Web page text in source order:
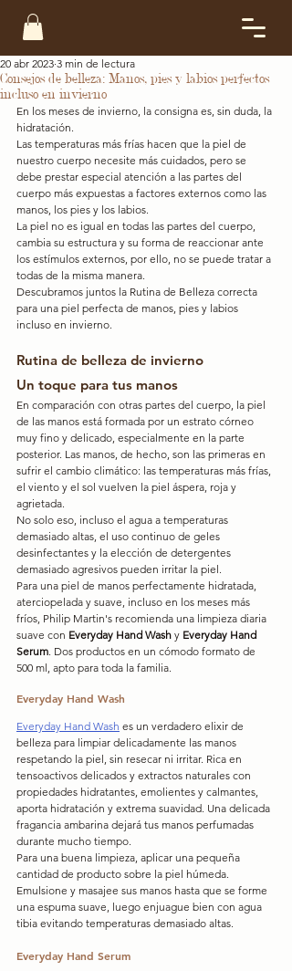
Consejos de belleza: Manos, pies y labios perfectos
incluso en invierno
20 abr 2023 3 min de lectura
En los meses de invierno, la consigna es, sin duda, la
hidratación.
Las temperaturas más frías hacen que la piel de
nuestro cuerpo necesite más cuidados, pero se
debe prestar especial atención a las partes del
cuerpo más expuestas a factores externos como las
manos, los pies y los labios.
La piel no es igual en todas las partes del cuerpo,
cambia su estructura y su forma de reaccionar ante
los estímulos externos, por ello, no se puede tratar a
todas de la misma manera.
Descubramos juntos la Rutina de Belleza correcta
para una piel perfecta de manos, pies y labios
incluso en invierno.
Rutina de belleza de invierno
Un toque para tus manos
En comparación con otras partes del cuerpo, la piel
de las manos está formada por un estrato córneo
muy fino y delicado, especialmente en la parte
posterior. Las manos, de hecho, son las primeras en
sufrir el cambio climático: las temperaturas más frías,
el viento y el sol vuelven la piel áspera, roja y
agrietada.
No solo eso, incluso el agua a temperaturas
demasiado altas, el uso continuo de geles
desinfectantes y la elección de detergentes
demasiado agresivos pueden irritar la piel.
Para una piel de manos perfectamente hidratada,
aterciopelada y suave, incluso en los meses más
fríos, Philip Martin's recomienda una limpieza diaria
suave con Everyday Hand Wash y Everyday Hand
Serum . Dos productos en un cómodo formato de
500 ml, apto para toda la familia.
Everyday Hand Wash
Everyday Hand Wash es un verdadero elixir de
belleza para limpiar delicadamente las manos
respetando la piel, sin resecar ni irritar. Rica en
tensoactivos delicados y extractos naturales con
propiedades hidratantes, emolientes y calmantes,
aporta hidratación y extrema suavidad. Una delicada
fragancia ambarina dejará tus manos perfumadas
durante mucho tiempo.
Para una buena limpieza, aplicar una pequeña
cantidad de producto sobre la piel húmeda.
Emulsione y masajee sus manos hasta que se forme
una espuma suave, luego enjuague bien con agua
tibia evitando temperaturas demasiado altas.
Everyday Hand Serum